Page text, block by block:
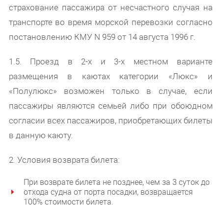
страхование пассажира от несчастного случая на
транспорте во время морской перевозки согласно
постановлению КМУ N 959 от 14 августа 1996 г.
1.5. Проезд в 2-х и 3-х местном варианте
размещения в каютах категории «Люкс» и
«Полулюкс» возможен только в случае, если
пассажиры являются семьей либо при обоюдном
согласии всех пассажиров, приобретающих билеты
в данную каюту.
2. Условия возврата билета:
При возврате билета не позднее, чем за 3 суток до
отхода судна от порта посадки, возвращается
100% стоимости билета.